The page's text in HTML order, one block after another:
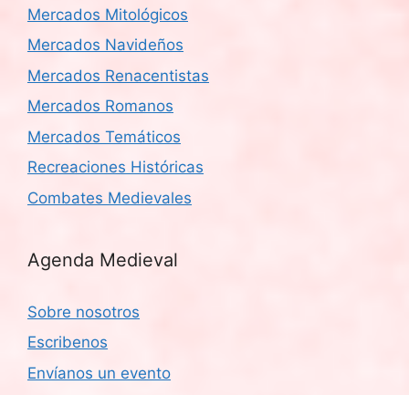
Mercados Mitológicos
Mercados Navideños
Mercados Renacentistas
Mercados Romanos
Mercados Temáticos
Recreaciones Históricas
Combates Medievales
Agenda Medieval
Sobre nosotros
Escribenos
Envíanos un evento